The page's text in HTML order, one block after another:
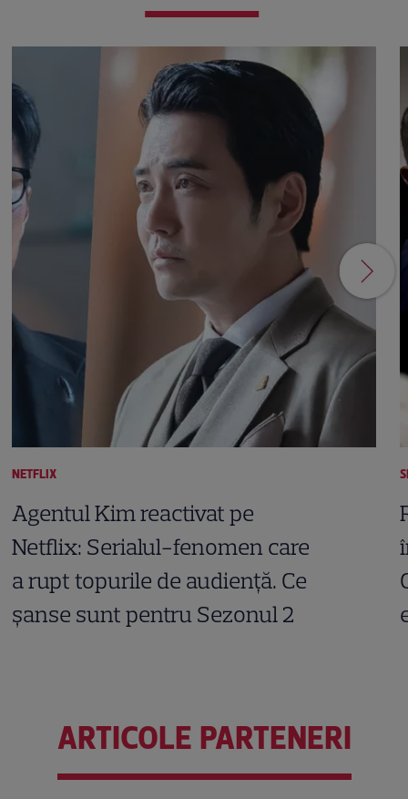
NETFLIX
Agentul Kim reactivat pe
Netflix: Serialul-fenomen care
a rupt topurile de audiență. Ce
șanse sunt pentru Sezonul 2
ARTICOLE PARTENERI